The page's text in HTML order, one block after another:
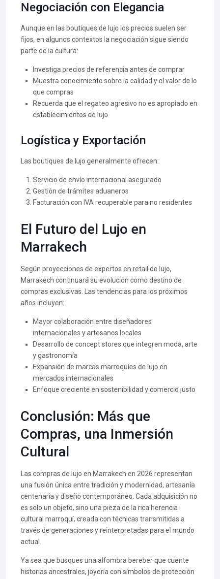
Negociación con Elegancia
Aunque en las boutiques de lujo los precios suelen ser
fijos, en algunos contextos la negociación sigue siendo
parte de la cultura:
Investiga precios de referencia antes de comprar
Muestra conocimiento sobre la calidad y el valor de lo
que compras
Recuerda que el regateo agresivo no es apropiado en
establecimientos de lujo
Logística y Exportación
Las boutiques de lujo generalmente ofrecen:
Servicio de envío internacional asegurado
Gestión de trámites aduaneros
Facturación con IVA recuperable para no residentes
El Futuro del Lujo en
Marrakech
Según proyecciones de expertos en retail de lujo,
Marrakech continuará su evolución como destino de
compras exclusivas. Las tendencias para los próximos
años incluyen:
Mayor colaboración entre diseñadores
internacionales y artesanos locales
Desarrollo de concept stores que integren moda, arte
y gastronomía
Expansión de marcas marroquíes de lujo en
mercados internacionales
Enfoque creciente en sostenibilidad y comercio justo
Conclusión: Más que
Compras, una Inmersión
Cultural
Las compras de lujo en Marrakech en 2026 representan
una fusión única entre tradición y modernidad, artesanía
centenaria y diseño contemporáneo. Cada adquisición no
es solo un objeto, sino una pieza de la rica herencia
cultural marroquí, creada con técnicas transmitidas a
través de generaciones y reinterpretadas para el mundo
actual.
Ya sea que busques una alfombra bereber que cuente
historias ancestrales, joyería con símbolos de protección